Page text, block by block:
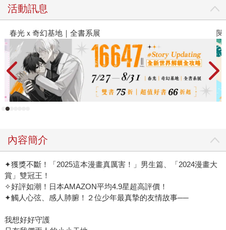
活動訊息
閱讀漫遊錄-2026上半年暢銷榜
內容簡介
✦獲獎不斷！「2025這本漫畫真厲害！」男生篇、「2024漫畫大
賞」雙冠王！
✧好評如潮！日本AMAZON平均4.9星超高評價！
✦觸人心弦、感人肺腑！２位少年最真摯的友情故事──
我想好好守護